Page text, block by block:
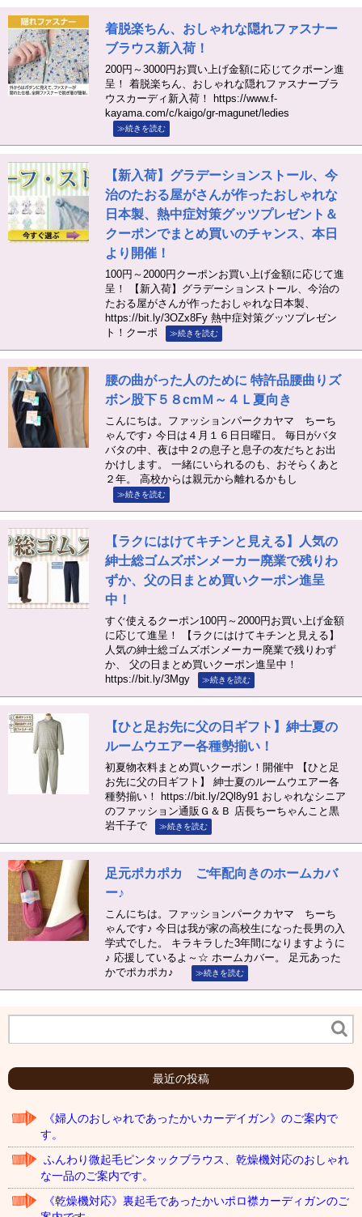
着脱楽ちん、おしゃれな隠れファスナー
ブラウス新入荷！
200円～3000円お買い上げ金額に応じてクポーン進
呈！ 着脱楽ちん、おしゃれな隠れファスナーブラ
ウスカーディ新入荷！ https://www.f-
kayama.com/c/kaigo/gr-magunet/ledies
≫続きを読む
【新入荷】グラデーションストール、今
治のたおる屋がさんが作ったおしゃれな
日本製、熱中症対策グッツプレゼント＆
クーポンでまとめ買いのチャンス、本日
より開催！
100円～2000円クーポンお買い上げ金額に応じて進
呈！ 【新入荷】グラデーションストール、今治の
たおる屋がさんが作ったおしゃれな日本製、
https://bit.ly/3OZx8Fy 熱中症対策グッツプレゼン
ト！クーポ
≫続きを読む
腰の曲がった人のために 特許品腰曲りズ
ボン股下５８cmＭ～４Ｌ夏向き
こんにちは。ファッションパークカヤマ ちーち
ゃんです♪ 今日は４月１６日日曜日。 毎日がバタ
バタの中、夜は中２の息子と息子の友だちとお出
かけします。 一緒にいられるのも、おそらくあと
２年。 高校からは親元から離れるかもし
≫続きを読む
【ラクにはけてキチンと見える】人気の
紳士総ゴムズボンメーカー廃業で残りわ
ずか、父の日まとめ買いクーポン進呈
中！
すぐ使えるクーポン100円～2000円お買い上げ金額
に応じて進呈！ 【ラクにはけてキチンと見える】
人気の紳士総ゴムズボンメーカー廃業で残りわず
か、 父の日まとめ買いクーポン進呈中！
https://bit.ly/3Mgy
≫続きを読む
【ひと足お先に父の日ギフト】紳士夏の
ルームウエアー各種勢揃い！
初夏物衣料まとめ買いクーポン！開催中 【ひと足
お先に父の日ギフト】 紳士夏のルームウエアー各
種勢揃い！ https://bit.ly/2Ql8y91 おしゃれなシニア
のファッション通販Ｇ＆Ｂ 店長ちーちゃんこと黒
岩千子で
≫続きを読む
足元ポカポカ ご年配向きのホームカバ
ー♪
こんにちは。ファッションパークカヤマ ちーち
ゃんです♪ 今日は我が家の高校生になった長男の入
学式でした。 キラキラした3年間になりますように
♪ 応援しているよ～☆ ホームカバー。 足元あった
かでポカポカ♪
≫続きを読む
最近の投稿
《婦人のおしゃれであったかいカーデイガン》のご案内で
す。
ふんわり微起毛ピンタックブラウス、乾燥機対応のおしゃれ
な一品のご案内です。
《乾燥機対応》裏起毛であったかいポロ襟カーディガンのご